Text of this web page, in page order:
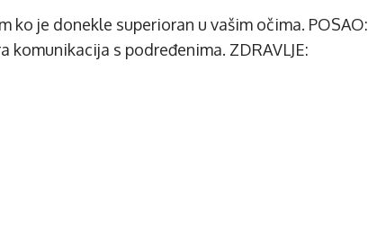
ko je donekle superioran u vašim očima. POSAO:
s podređenima. ZDRAVLJE: